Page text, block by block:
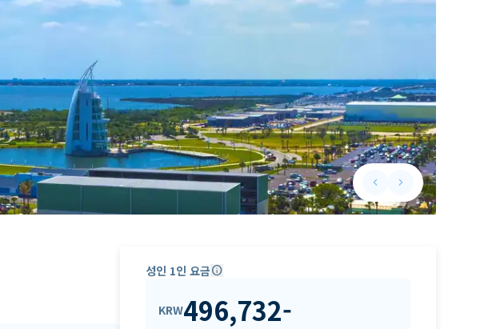
keyboard_arrow_leftPrevious slide
keyboard_arrow_rightNext slide
성인 1인 요금info
KRW496,732-